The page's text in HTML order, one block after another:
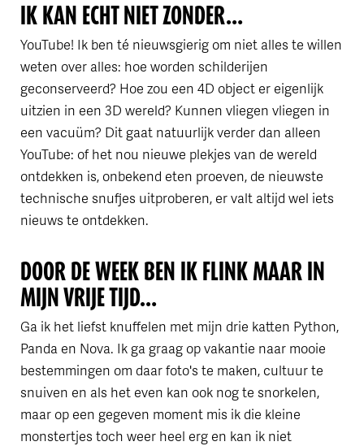
IK KAN ECHT NIET ZONDER…
YouTube! Ik ben té nieuwsgierig om niet alles te willen
weten over alles: hoe worden schilderijen
geconserveerd? Hoe zou een 4D object er eigenlijk
uitzien in een 3D wereld? Kunnen vliegen vliegen in
een vacuüm? Dit gaat natuurlijk verder dan alleen
YouTube: of het nou nieuwe plekjes van de wereld
ontdekken is, onbekend eten proeven, de nieuwste
technische snufjes uitproberen, er valt altijd wel iets
nieuws te ontdekken.
DOOR DE WEEK BEN IK FLINK MAAR IN
MIJN VRIJE TIJD…
Ga ik het liefst knuffelen met mijn drie katten Python,
Panda en Nova. Ik ga graag op vakantie naar mooie
bestemmingen om daar foto's te maken, cultuur te
snuiven en als het even kan ook nog te snorkelen,
maar op een gegeven moment mis ik die kleine
monstertjes toch weer heel erg en kan ik niet